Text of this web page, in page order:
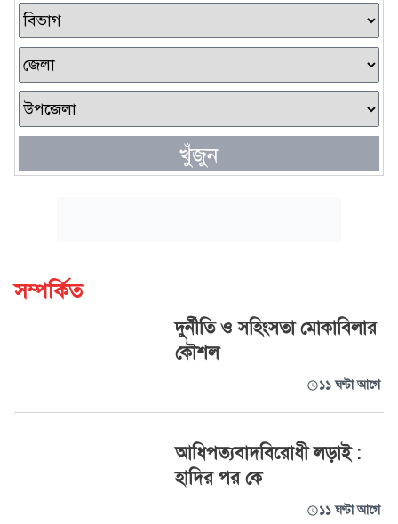
খুঁজুন
সম্পর্কিত
দুর্নীতি ও সহিংসতা মোকাবিলার
কৌশল
১১ ঘণ্টা আগে
আধিপত্যবাদবিরোধী লড়াই :
হাদির পর কে
১১ ঘণ্টা আগে